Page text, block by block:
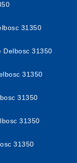
31350
Delbosc 31350
31350
31350
31350
31350